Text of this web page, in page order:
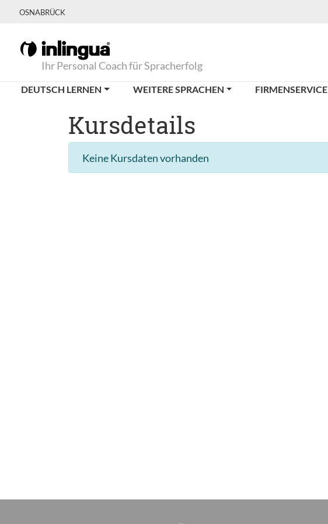
OSNABRÜCK
Ihr Personal Coach für Spracherfolg
DEUTSCH LERNEN WEITERE SPRACHEN FIRMENSERVICE
Kursdetails
Keine Kursdaten vorhanden